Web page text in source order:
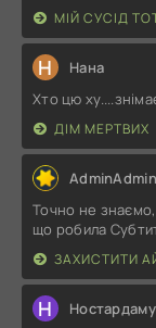
МІЙ СУСІД
Н Нана
Хто цю
ДІМ МЕРТВИХ
AdminAdmin
Точно не знаємо,
що робила
ЗАХИСТИТИ
Н